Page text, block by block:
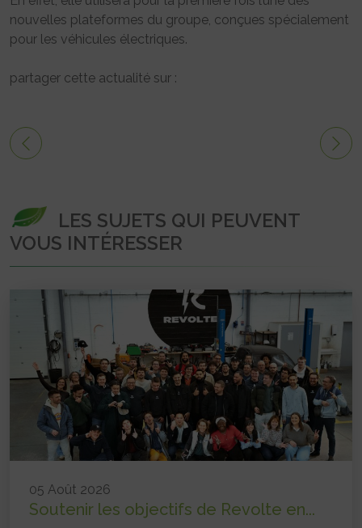
nouvelles plateformes du groupe, conçues spécialement
pour les véhicules électriques.
partager cette actualité sur :
LES SUJETS QUI PEUVENT
VOUS INTÉRESSER
05 Août 2026
Soutenir les objectifs de Revolte en...